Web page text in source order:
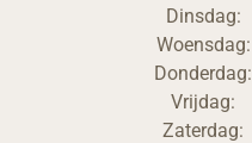
Dinsdag:
Woensdag:
Donderdag:
Vrijdag:
Zaterdag: